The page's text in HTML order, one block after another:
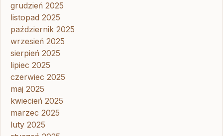
grudzień 2025
listopad 2025
październik 2025
wrzesień 2025
sierpień 2025
lipiec 2025
czerwiec 2025
maj 2025
kwiecień 2025
marzec 2025
luty 2025